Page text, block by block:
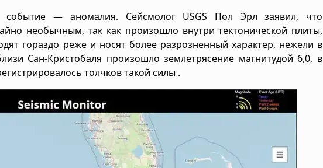
событие — аномалия. Сейсмолог USGS Пол Эрл заявил, что
необычным, так как произошло внутри тектонической плиты,
гораздо реже и носят более разрозненный характер, нежели в
Сан-Кристобаля произошло землетрясение магнитудой 6,0, в
толчков такой силы .